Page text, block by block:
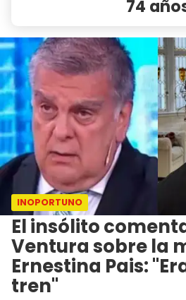
74
INOPORTUNO
El insólito
Ventura sobre la
Ernestina Pais:
tren"